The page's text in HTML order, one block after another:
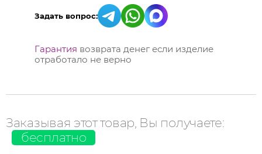
Задать вопрос:
Гарантия возврата денег если изделие
отработало не верно
Заказывая этот товар, Вы получаете:
бесплатно